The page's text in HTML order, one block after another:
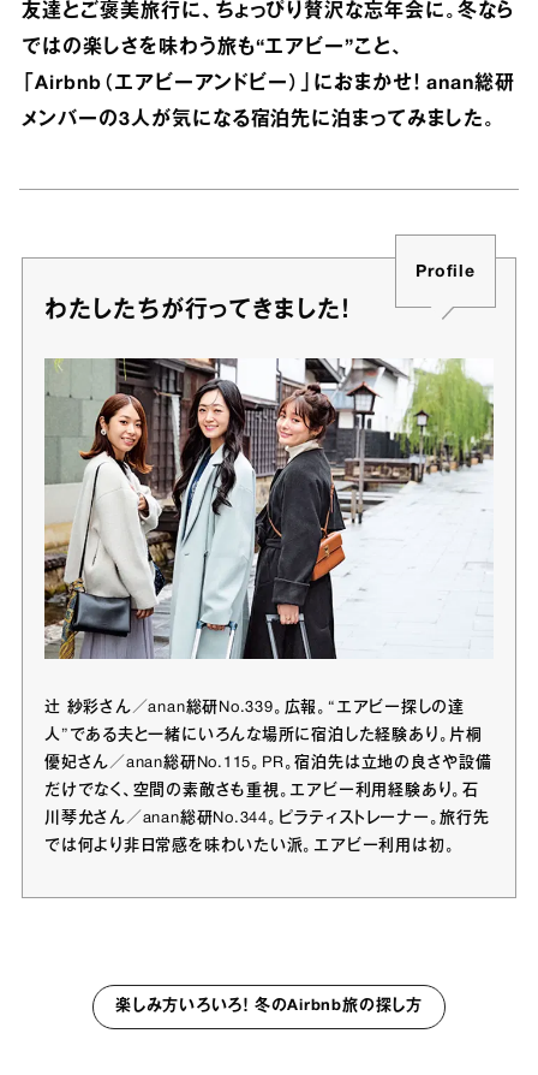
友達とご褒美旅行に、ちょっぴり贅沢な忘年会に。冬なら
ではの楽しさを味わう旅も“エアビー”こと、
「Airbnb（エアビーアンドビー）」におまかせ！ anan総研
メンバーの3人が気になる宿泊先に泊まってみました。
わたしたちが行ってきました！
Profile
辻 紗彩さん／anan総研No.339。広報。“エアビー探しの達
人”である夫と一緒にいろんな場所に宿泊した経験あり。片桐
優妃さん／anan総研No.115。PR。宿泊先は立地の良さや設備
だけでなく、空間の素敵さも重視。エアビー利用経験あり。石
川琴允さん／anan総研No.344。ピラティストレーナー。旅行先
では何より非日常感を味わいたい派。エアビー利用は初。
楽しみ方いろいろ！ 冬のAirbnb旅の探し方